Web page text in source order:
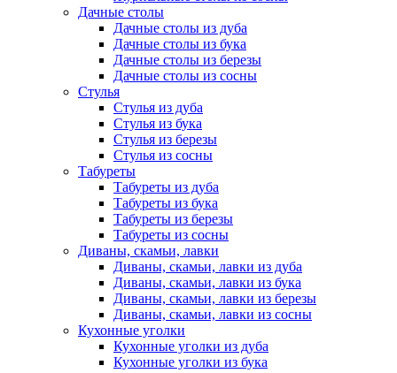
Дачные столы
Дачные столы из дуба
Дачные столы из бука
Дачные столы из березы
Дачные столы из сосны
Стулья
Стулья из дуба
Стулья из бука
Стулья из березы
Стулья из сосны
Табуреты
Табуреты из дуба
Табуреты из бука
Табуреты из березы
Табуреты из сосны
Диваны, скамьи, лавки
Диваны, скамьи, лавки из дуба
Диваны, скамьи, лавки из бука
Диваны, скамьи, лавки из березы
Диваны, скамьи, лавки из сосны
Кухонные уголки
Кухонные уголки из дуба
Кухонные уголки из бука